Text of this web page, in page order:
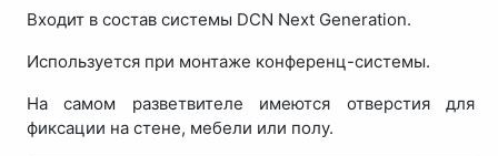
Входит в состав системы DCN Next Generation.
Используется при монтаже конференц-системы.
На самом разветвителе имеются отверстия для
фиксации на стене, мебели или полу.